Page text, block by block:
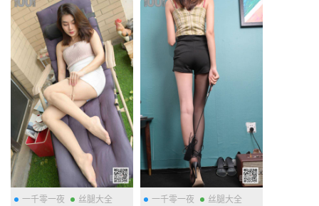
一千零一夜 丝腿大全 一千零一夜 丝腿大全